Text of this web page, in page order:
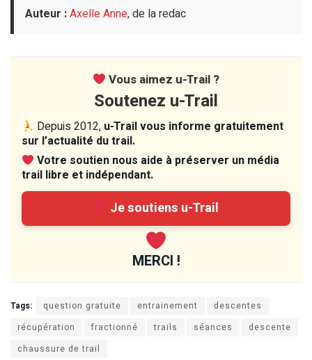
Auteur :Axelle Anne, de la redac
Vous aimez u-Trail ?
Soutenez u-Trail
Depuis 2012, u-Trail vous informe gratuitement
sur l’actualité du trail.
Votre soutien nous aide à préserver un média
trail libre et indépendant.
Je soutiens u-Trail
MERCI !
Tags: question gratuite entrainement
descentes
récupération
fractionné trails séances
descente
chaussure de trail